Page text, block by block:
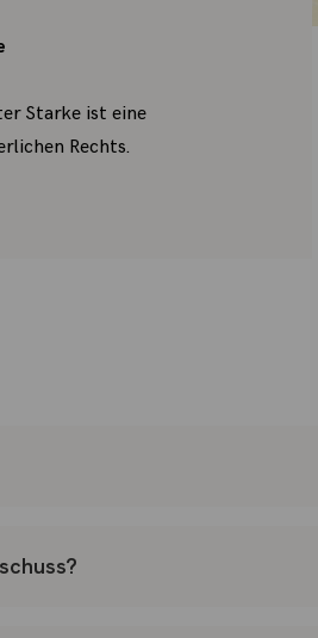
Starke ist eine
Rechts.